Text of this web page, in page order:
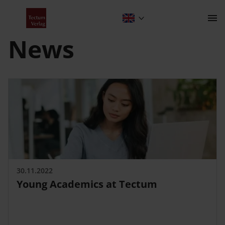
The Publishing House
About Us
Contact
News
30.11.2022
Young Academics at Tectum